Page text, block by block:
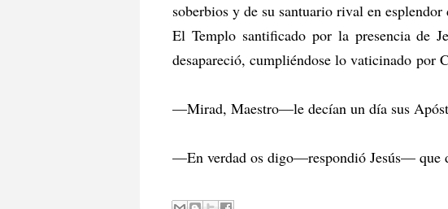
soberbios y de su santuario rival en
El Templo santificado por la presencia de
desapareció, cumpliéndose lo vaticinado por
—Mirad, Maestro—le decían un día sus
—En verdad os digo—respondió Jesús— que